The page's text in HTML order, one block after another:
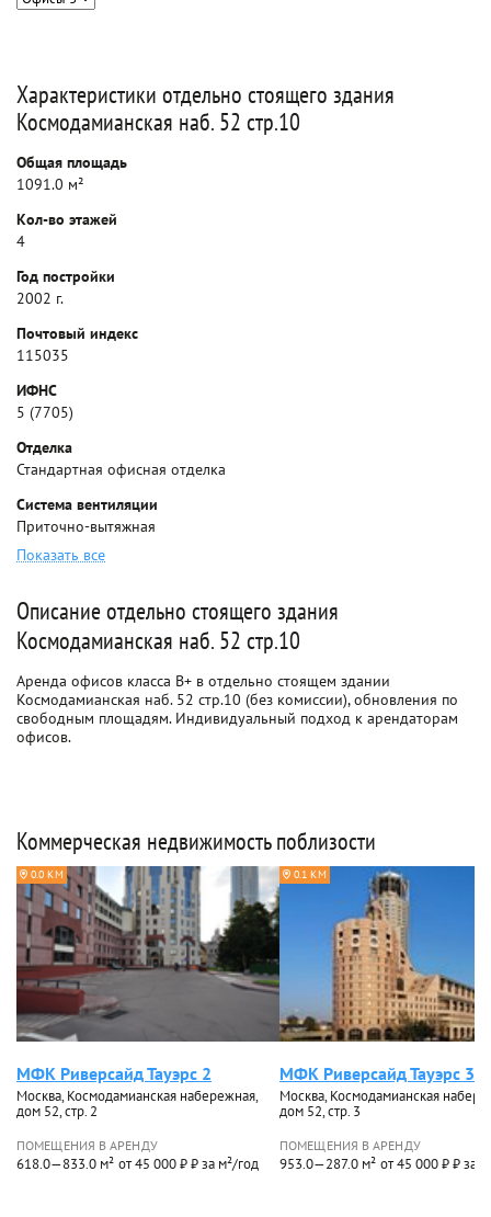
Характеристики отдельно стоящего здания
Космодамианская наб. 52 стр.10
Общая площадь
1091.0 м²
Кол-во этажей
4
Год постройки
2002 г.
Почтовый индекс
115035
ИФНС
5 (7705)
Отделка
Стандартная офисная отделка
Система вентиляции
Приточно-вытяжная
Показать все
Описание отдельно стоящего здания
Космодамианская наб. 52 стр.10
Аренда офисов класса B+ в отдельно стоящем здании
Космодамианская наб. 52 стр.10 (без комиссии), обновления по
свободным площадям. Индивидуальный подход к арендаторам
офисов.
Коммерческая недвижимость поблизости
0.0 КМ
МФК Риверсайд Тауэрс 2
Москва, Космодамианская набережная,
дом 52, стр. 2
ПОМЕЩЕНИЯ В АРЕНДУ
618.0—833.0 м² от 45 000 ₽ ₽ за м²/год
0.1 КМ
МФК Риверсайд Тауэрс 3
Москва, Космодамианская
дом 52, стр. 3
ПОМЕЩЕНИЯ В АРЕНДУ
953.0—287.0 м² от 45 000 ₽ ₽ за